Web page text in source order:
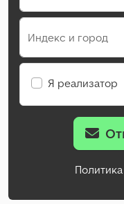
Индекс и город
Я реализатор